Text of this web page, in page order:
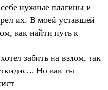
нужные плагины и
их. В моей уставшей
как найти путь к
забить на взлом, так
Но как ты